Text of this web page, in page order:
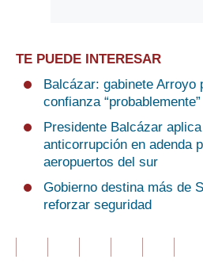
TE PUEDE INTERESAR
Balcázar: gabinete Arroyo
confianza
Presidente Balcázar
anticorrupción en adenda
aeropuertos del sur
Gobierno destina más de
reforzar seguridad